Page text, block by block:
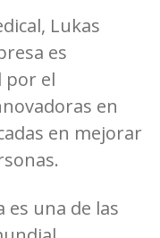
Lukas
es
por el
en
en mejorar
es una de las